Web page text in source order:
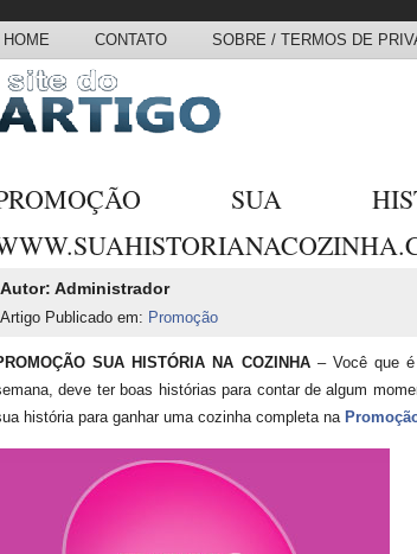
HOME CONTATO SOBRE / TERMOS DE
SUA
Autor: Administrador
Artigo Publicado em: Promoção
SUA HISTÓRIA NA COZINHA– Você que é
deve ter boas histórias para contar de algum
história para ganhar uma cozinha completa na